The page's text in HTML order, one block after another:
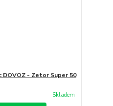
DOVOZ - Zetor Super 50
Skladem